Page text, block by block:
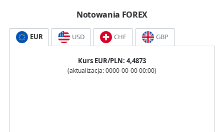
Notowania FOREX
EUR USD CHF GBP
Kurs EUR/PLN: 4,4873
(aktualizacja: 0000-00-00 00:00)